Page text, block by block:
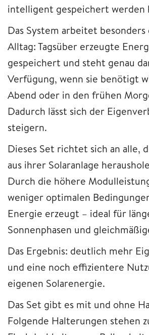
intelligent gespeichert werden
Das System arbeitet
Alltag: Tagsüber erzeugte
gespeichert und steht genau
Verfügung, wenn sie benötigt
Abend oder in den frühen
Dadurch lässt sich der
steigern.
Dieses Set richtet sich an alle,
aus ihrer Solaranlage
Durch die höhere
weniger optimalen
Energie erzeugt – ideal für
Sonnenphasen und
Das Ergebnis: deutlich mehr
und eine noch effizientere
eigenen Solarenergie.
Das Set gibt es mit und ohne
Folgende Halterungen stehen